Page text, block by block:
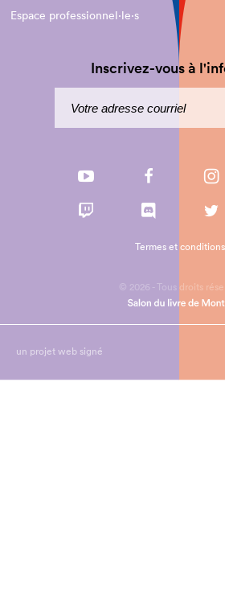
Espace professionnel·le⋅s
Inscrivez-vous à
© 2026 - Tous droits
Termes et conditions
un projet web signé